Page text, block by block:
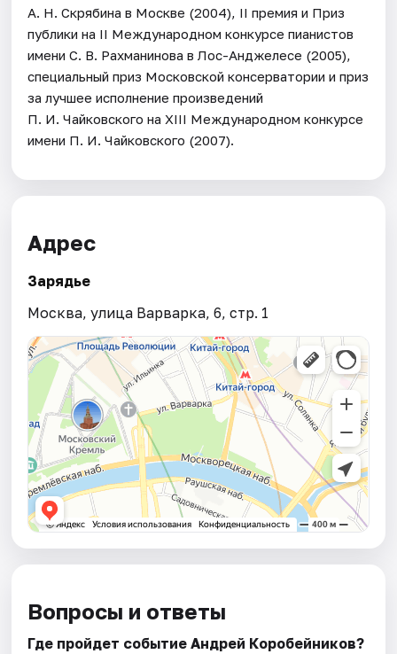
А. Н. Скрябина в Москве (2004), II премия и Приз
публики на II Международном конкурсе пианистов
имени С. В. Рахманинова в Лос-Анджелесе (2005),
специальный приз Московской консерватории и приз
за лучшее исполнение произведений
П. И. Чайковского на XIII Международном конкурсе
имени П. И. Чайковского (2007).
Адрес
Зарядье
Москва, улица Варварка, 6, стр. 1
Вопросы и ответы
Где пройдет событие Андрей Коробейников?